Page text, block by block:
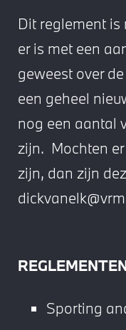
Dit reglement
er is met een
geweest over
een geheel
nog een aantal
zijn. Mochten
zijn, dan zijn
Sporting